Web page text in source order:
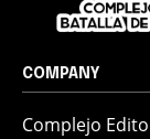
COMPANY
Complejo